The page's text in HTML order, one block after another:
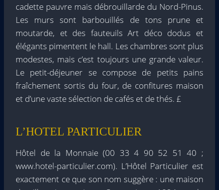
cadette pauvre mais débrouillarde du Nord-Pinus.
Les murs sont barbouillés de tons prune et
moutarde, et des fauteuils Art déco dodus et
élégants pimentent le hall. Les chambres sont plus
modestes, mais c’est toujours une grande valeur.
Le petit-déjeuner se compose de petits pains
fraîchement sortis du four, de confitures maison
et d’une vaste sélection de cafés et de thés. £
L’HOTEL PARTICULIER
Hôtel de la Monnaie (00 33 4 90 52 51 40 ;
www.hotel-particulier.com). L’Hôtel Particulier est
exactement ce que son nom suggère : une maison